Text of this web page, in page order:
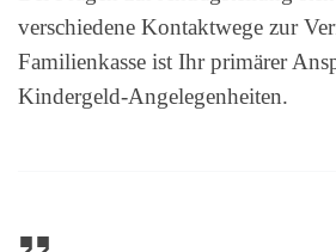
verschiedene Kontaktwege zur
Familienkasse ist Ihr primärer
Kindergeld-Angelegenheiten.